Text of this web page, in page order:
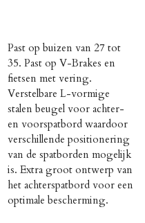
Past op buizen van 27 tot
35. Past op V-Brakes en
fietsen met vering.
Verstelbare L-vormige
stalen beugel voor achter-
en voorspatbord waardoor
verschillende positionering
van de spatborden mogelijk
is. Extra groot ontwerp van
het achterspatbord voor een
optimale bescherming.